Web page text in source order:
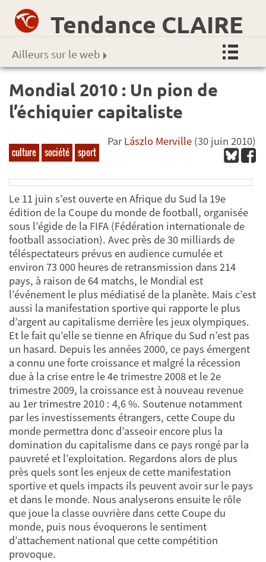
Tendance CLAIRE
Ailleurs sur le web
Mondial 2010 : Un pion de
l’échiquier capitaliste
culture société sport
ParLászlo Merville (30 juin 2010)
Le 11 juin s’est ouverte en Afrique du Sud la 19e
édition de la Coupe du monde de football, organisée
sous l’égide de la FIFA (Fédération internationale de
football association). Avec près de 30 milliards de
téléspectateurs prévus en audience cumulée et
environ 73 000 heures de retransmission dans 214
pays, à raison de 64 matchs, le Mondial est
l’événement le plus médiatisé de la planète. Mais c’est
aussi la manifestation sportive qui rapporte le plus
d’argent au capitalisme derrière les jeux olympiques.
Et le fait qu’elle se tienne en Afrique du Sud n’est pas
un hasard. Depuis les années 2000, ce pays émergent
a connu une forte croissance et malgré la récession
due à la crise entre le 4e trimestre 2008 et le 2e
trimestre 2009, la croissance est à nouveau revenue
au 1er trimestre 2010 : 4,6 %. Soutenue notamment
par les investissements étrangers, cette Coupe du
monde permettra donc d’asseoir encore plus la
domination du capitalisme dans ce pays rongé par la
pauvreté et l’exploitation. Regardons alors de plus
près quels sont les enjeux de cette manifestation
sportive et quels impacts ils peuvent avoir sur le pays
et dans le monde. Nous analyserons ensuite le rôle
que joue la classe ouvrière dans cette Coupe du
monde, puis nous évoquerons le sentiment
d’attachement national que cette compétition
provoque.